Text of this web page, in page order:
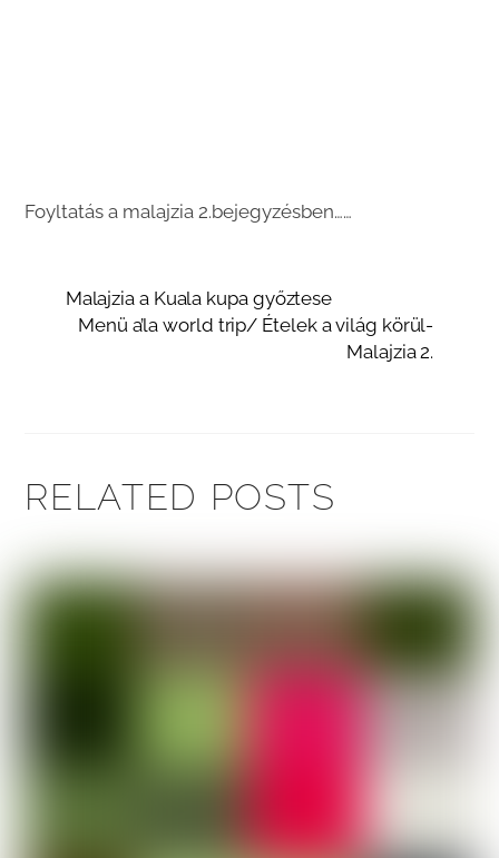
Foyltatás a malajzia 2.bejegyzésben……
Malajzia a Kuala kupa győztese
Menü a’la world trip/ Ételek a világ körül-
Malajzia 2.
RELATED POSTS